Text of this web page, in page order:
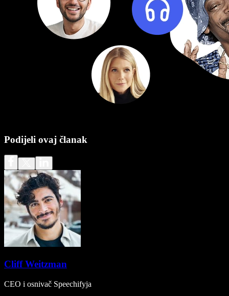
Podijeli ovaj članak
Cliff Weitzman
CEO i osnivač Speechifyja